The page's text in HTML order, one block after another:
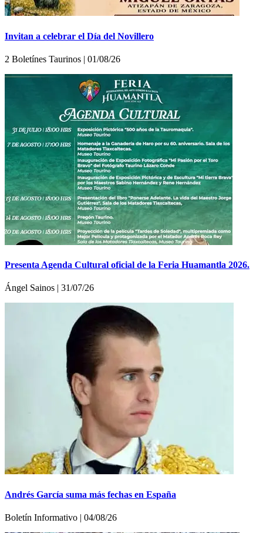
Invitan a celebrar el Día del Novillero
2 Boletínes Taurinos | 01/08/26
Presenta Agenda Cultural oficial de la Feria Huamantla 2026.
Ángel Sainos | 31/07/26
Andrés García suma más fechas en España
Boletín Informativo | 04/08/26